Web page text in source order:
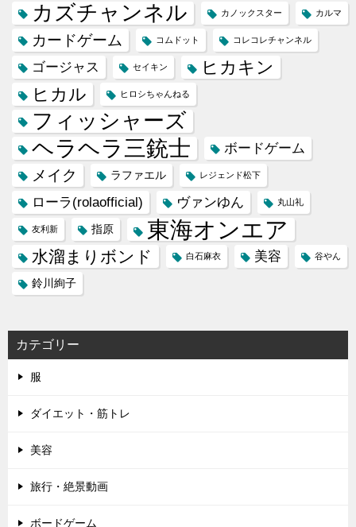
カズチャンネル カノックスター カルマ
カードゲーム コムドット コレコレチャンネル
ゴージャス セイキン
ヒカキン
ヒカル
ヒロシちゃんねる
フィッシャーズ
ヘラヘラ三銃士 ボードゲーム
メイク ラファエル レジェンド松下
ローラ(rolaofficial) ヴァンゆん 丸山礼
友利新 指原 東海オンエア
水溜まりボンド 白石麻衣 美容 谷やん
鈴川絢子
カテゴリー
服
ダイエット・筋トレ
美容
旅行・絶景動画
ボードゲーム